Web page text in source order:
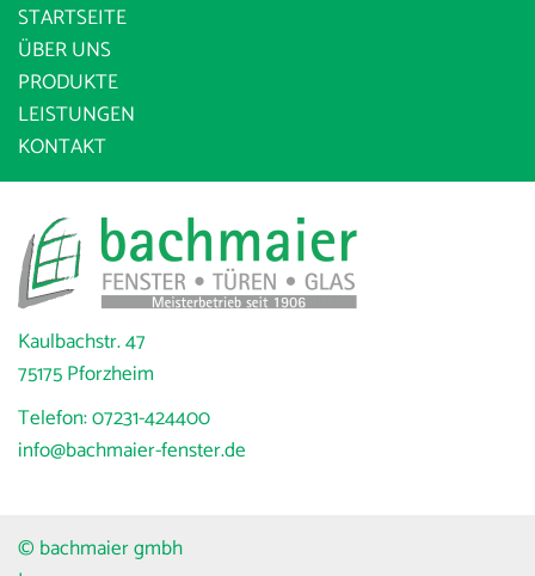
STARTSEITE
ÜBER UNS
PRODUKTE
LEISTUNGEN
KONTAKT
Kaulbachstr. 47
75175 Pforzheim
Telefon:07231-424400
info@bachmaier-fenster.de
© bachmaier gmbh